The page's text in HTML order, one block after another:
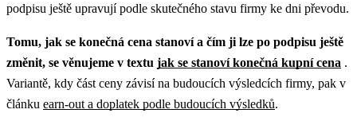
podpisu ještě upravují podle skutečného stavu firmy ke dni převodu.
Tomu, jak se konečná cena stanoví a čím ji lze po podpisu ještě
změnit, se věnujeme v textu jak se stanoví konečná kupní cena .
Variantě, kdy část ceny závisí na budoucích výsledcích firmy, pak v
článku earn-out a doplatek podle budoucích výsledků.